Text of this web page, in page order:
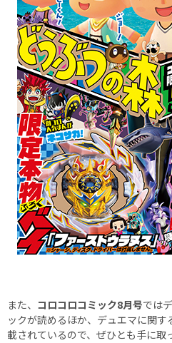
また、 コロコロコミック8月号では
ックが読めるほか、デュエマに関
載されているので、ぜひとも手に取